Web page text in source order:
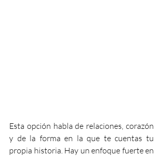
Esta opción habla de relaciones, corazón
y de la forma en la que te cuentas tu
propia historia. Hay un enfoque fuerte en